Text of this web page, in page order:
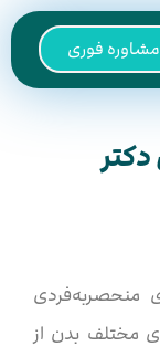
مشاوره فوری
منحصربه‌فردی
مختلف بدن از